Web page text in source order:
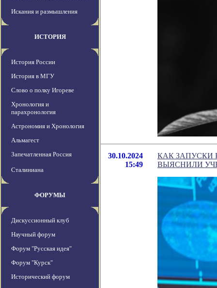
Искания и размышления
ИСТОРИЯ
История России
История в МГУ
Слово о полку Игореве
Хронология и
парахронология
Астрономия и Хронология
Альмагест
Запечатленная Россия
Сталиниана
ФОРУМЫ
Дискуссионный клуб
Научный форум
Форум "Русская идея"
Форум "Курск"
Исторический форум
30.10.2024
15:49
КАК ЗАПУСКИ
ВЫЯСНИЛИ